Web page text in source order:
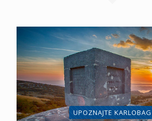
UPOZNAJTE KARLOBAG